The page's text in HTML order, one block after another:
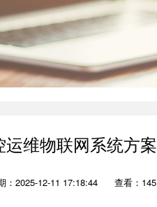
维物联网系统方案
：2025-12-11 17:18:44 查看：145